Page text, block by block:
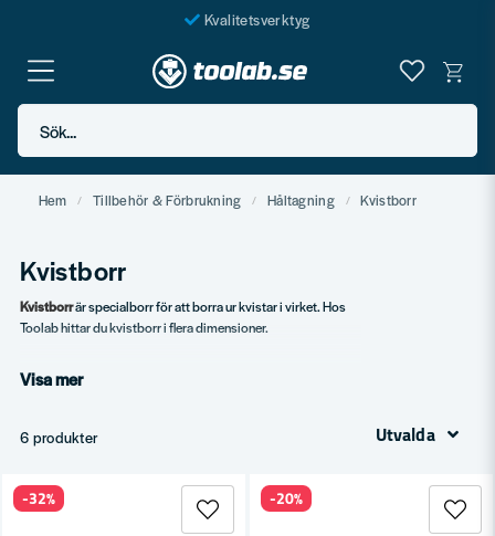
Kvalitetsverktyg
Fraktfritt över 999 SEK*
En järnhandel för alla
Sök...
Hem Tillbehör & Förbrukning Håltagning Kvistborr
Kvistborr
Kvistborrär specialborr för att borra ur kvistar i virket. Hos
Toolab hittar du kvistborr i flera dimensioner.
Vårt sortiment
Olika diametrar.
Set.
Tips
Visa mer
6 produkter Utvalda
-32% -20%